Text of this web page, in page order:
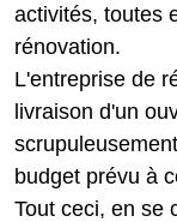
activités, toutes
rénovation.
L'entreprise de
livraison d'un
budget prévu à
Tout ceci, en se